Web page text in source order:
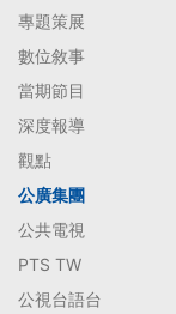
專題策展
數位敘事
當期節目
深度報導
觀點
公廣集團
公共電視
PTS TW
公視台語台